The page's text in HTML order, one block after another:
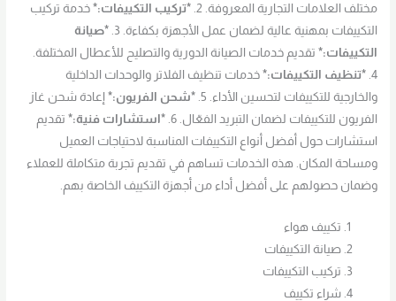
مختلف العلامات التجارية المعروفة. 2.
*تركيب التكييفات:* خدمة تركيب
التكييفات بمهنية عالية لضمان عمل الأجهزة بكفاءة. 3.
*صيانة
التكييفات:* تقديم خدمات الصيانة الدورية والتصليح للأعطال المختلفة.
4. *تنظيف التكييفات:* خدمات تنظيف الفلاتر والوحدات الداخلية
والخارجية للتكييفات لتحسين الأداء. 5.
*شحن الفريون:* إعادة شحن غاز
الفريون للتكييفات لضمان التبريد الفعّال. 6.
*استشارات فنية:* تقديم
استشارات حول أفضل أنواع التكييفات المناسبة لاحتياجات العميل
ومساحة المكان. هذه الخدمات تساهم في تقديم تجربة متكاملة للعملاء
وضمان حصولهم على أفضل أداء من أجهزة التكييف الخاصة بهم.
تكييف هواء
صيانة التكييفات
تركيب التكييفات
شراء تكييف